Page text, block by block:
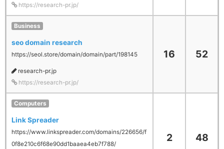
https://research-pr.jp/
Business
seo domain research
https://seol.store/domain/domain/part/198145
research-pr.jp
https://research-pr.jp/
16 52
Computers
Link Spreader
https://www.linkspreader.com/domains/226656/f
0f8e210c6f68e90dd1baaea4eb7f788/
2 48